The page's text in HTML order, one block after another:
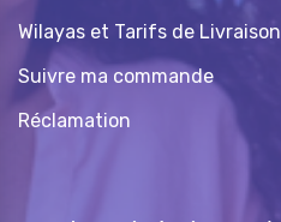
Wilayas et Tarifs de Livraison
Suivre ma commande
Réclamation